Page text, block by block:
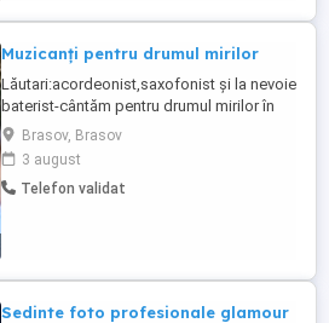
Muzicanți pentru drumul mirilor
Lăutari:acordeonist,saxofonist și la nevoie
baterist-cântăm pentru drumul mirilor în
județul Brașov.Suntem și formatie pentru
nunți și alte evenimente la sală.Servicii la
prețuri foarte convenabile și la o bună
calitate.
Brasov, Brasov
3 august
Telefon validat
Sedinte foto profesionale glamour